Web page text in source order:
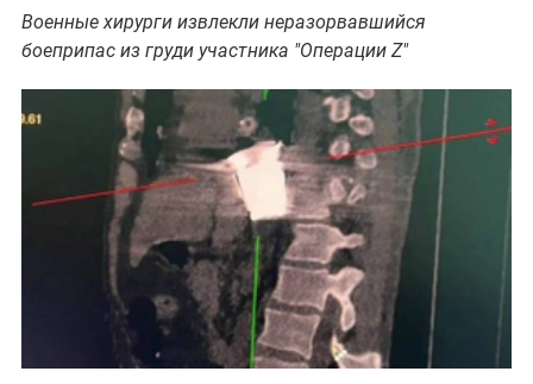
Военные хирурги извлекли неразорвавшийся
боеприпас из груди участника "Операции Z"